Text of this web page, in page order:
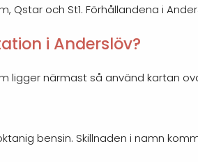
Qstar och St1. Förhållandena i
i Anderslöv?
ligger närmast så använd kartan
bensin. Skillnaden i namn